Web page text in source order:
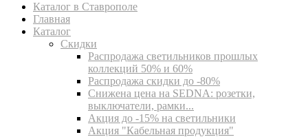
Каталог в Ставрополе
Главная
Каталог
Скидки
Распродажа светильников прошлых
коллекций 50% и 60%
Распродажа скидки до -80%
Cнижена цена на SEDNA: розетки,
выключатели, рамки...
Акция до -15% на светильники
Акция "Кабельная продукция"